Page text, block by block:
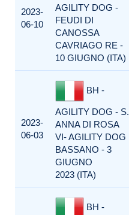
2023-
06-10
AGILITY DOG -
FEUDI DI
CANOSSA
CAVRIAGO RE -
10 GIUGNO (ITA)
2023-
06-03
BH -
AGILITY DOG - S.
ANNA DI ROSA
VI- AGILITY DOG
BASSANO - 3
GIUGNO
2023 (ITA)
BH -